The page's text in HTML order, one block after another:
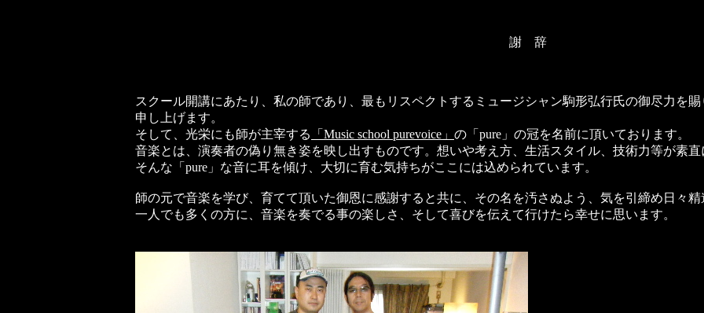
謝 辞
スクール開講にあたり、私の師であり、最もリスペクトするミュージシャン駒形弘行氏の御尽力を
申し上げます。
そして、光栄にも師が主宰する
「Music school purevoice」 の「pure」の冠を名前に頂いております。
音楽とは、演奏者の偽り無き姿を映し出すものです。想いや考え方、生活スタイル、技術力等が素
そんな「pure」な音に耳を傾け、大切に育む気持ちがここには込められています。
師の元で音楽を学び、育てて頂いた御恩に感謝すると共に、その名を汚さぬよう、気を引締め日々
一人でも多くの方に、音楽を奏でる事の楽しさ、そして喜びを伝えて行けたら幸せに思います。